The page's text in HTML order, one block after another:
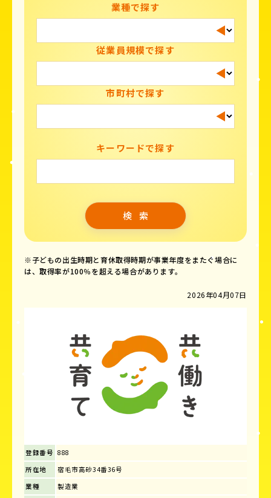
業種で探す
従業員規模で探す
市町村で探す
キーワードで探す
※子どもの出生時期と育休取得時期が事業年度をまたぐ場合に
は、取得率が100％を超える場合があります。
2026年04月07日
登録番号 888
所在地
宿毛市高砂34番36号
業種
製造業